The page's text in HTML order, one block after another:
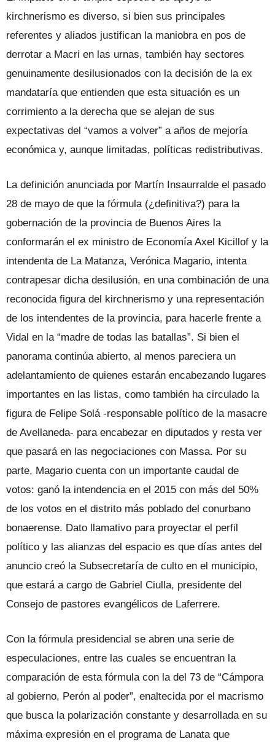
kirchnerismo es diverso, si bien sus principales
referentes y aliados justifican la maniobra en pos de
derrotar a Macri en las urnas, también hay sectores
genuinamente desilusionados con la decisión de la ex
mandataría que entienden que esta situación es un
corrimiento a la derecha que se alejan de sus
expectativas del “vamos a volver” a años de mejoría
económica y, aunque limitadas, políticas redistributivas.
La definición anunciada por Martín Insaurralde el pasado
28 de mayo de que la fórmula (¿definitiva?) para la
gobernación de la provincia de Buenos Aires la
conformarán el ex ministro de Economía Axel Kicillof y la
intendenta de La Matanza, Verónica Magario, intenta
contrapesar dicha desilusión, en una combinación de una
reconocida figura del kirchnerismo y una representación
de los intendentes de la provincia, para hacerle frente a
Vidal en la “madre de todas las batallas”. Si bien el
panorama continúa abierto, al menos pareciera un
adelantamiento de quienes estarán encabezando lugares
importantes en las listas, como también ha circulado la
figura de Felipe Solá -responsable político de la masacre
de Avellaneda- para encabezar en diputados y resta ver
que pasará en las negociaciones con Massa. Por su
parte, Magario cuenta con un importante caudal de
votos: ganó la intendencia en el 2015 con más del 50%
de los votos en el distrito más poblado del conurbano
bonaerense. Dato llamativo para proyectar el perfil
político y las alianzas del espacio es que días antes del
anuncio creó la Subsecretaría de culto en el municipio,
que estará a cargo de Gabriel Ciulla, presidente del
Consejo de pastores evangélicos de Laferrere.
Con la fórmula presidencial se abren una serie de
especulaciones, entre las cuales se encuentran la
comparación de esta fórmula con la del 73 de “Cámpora
al gobierno, Perón al poder”, enaltecida por el macrismo
que busca la polarización constante y desarrollada en su
máxima expresión en el programa de Lanata que